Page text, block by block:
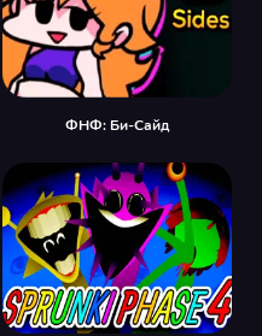
ФНФ: Би-Сайд